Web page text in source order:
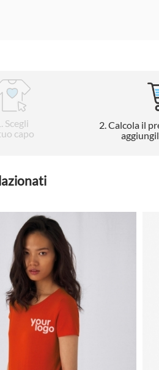
. Scegli
capo
2. Calcola il